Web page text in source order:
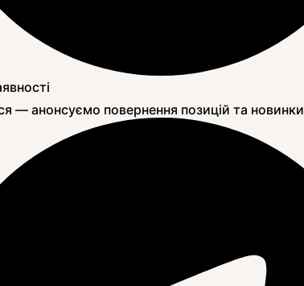
— анонсуємо повернення позицій та новинки